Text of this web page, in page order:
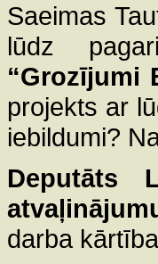
Saeimas
lūdz
“Grozījumi
projekts ar
iebildumi?
Deputāts
darba